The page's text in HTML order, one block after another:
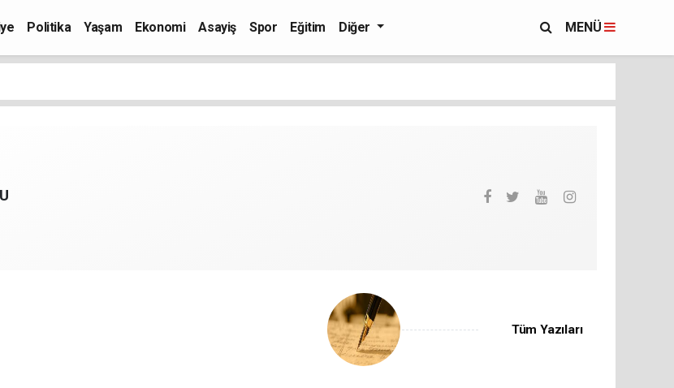
Politika Yaşam Ekonomi Asayiş Spor Eğitim Diğer MENÜ
Tüm Yazıları